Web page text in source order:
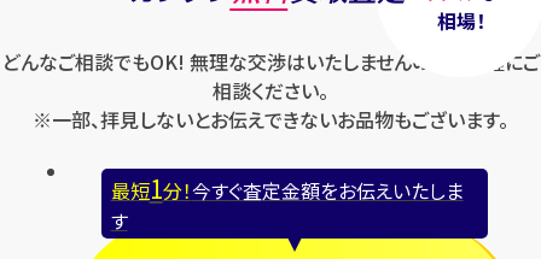
相場！
どんなご相談でもOK! 無理な交渉はいたしませんのでお気軽にご
相談ください。
※一部、拝見しないとお伝えできないお品物もございます。
最短1分！今すぐ査定金額をお伝えいたしま
す